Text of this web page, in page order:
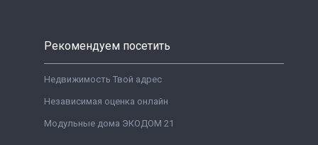
Рекомендуем посетить
Недвижимость Твой адрес
Независимая оценка онлайн
Модульные дома ЭКОДОМ 21